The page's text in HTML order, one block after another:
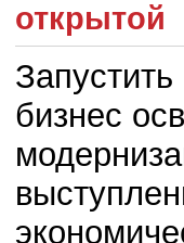
открытой
бизнес